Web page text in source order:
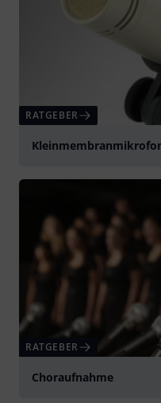
RATGEBER
RATGEBER
Choraufnahme